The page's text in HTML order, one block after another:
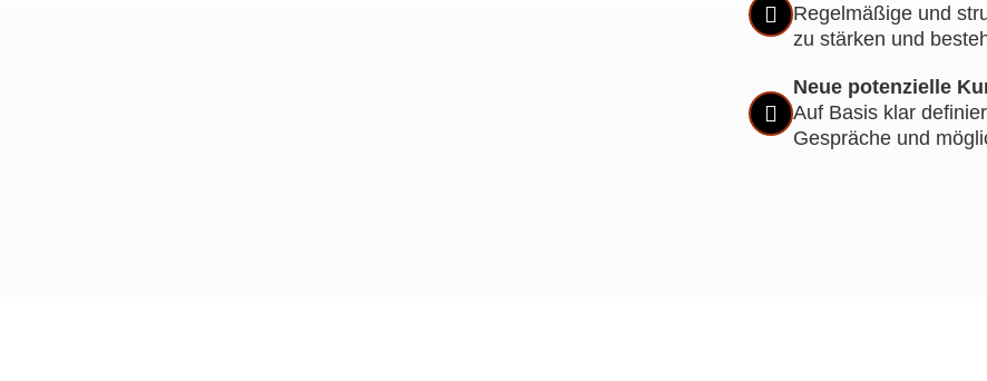
Regelmäßige und
zu stärken und
Neue potenzielle
Auf Basis klar
Gespräche und